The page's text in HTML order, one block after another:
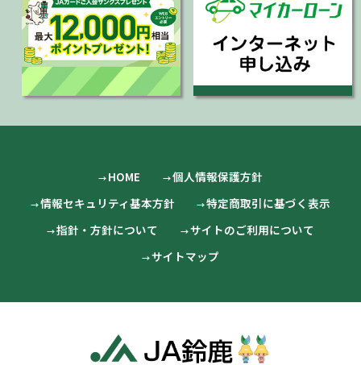
HOME
個人情報保護方針
情報セキュリティ基本方針
特定商取引に基づく表示
指針・方針について
サイトのご利用について
サイトマップ